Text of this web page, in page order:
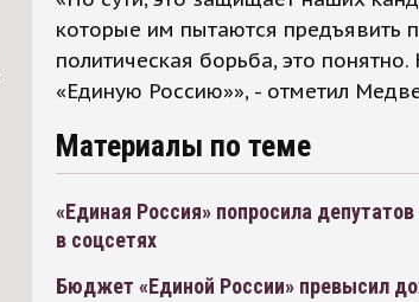
которые им пытаются предъявить
политическая борьба, это
«Единую Россию»», - отметил
Материалы по теме
«Единая Россия» попросила
в соцсетях
Бюджет «Единой России» превысил